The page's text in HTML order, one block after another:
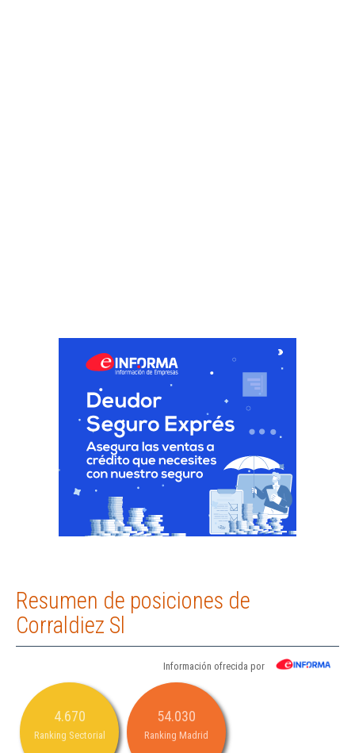
Resumen de posiciones de
Corraldiez Sl
Información ofrecida por
4.670
Ranking Sectorial
54.030
Ranking Madrid